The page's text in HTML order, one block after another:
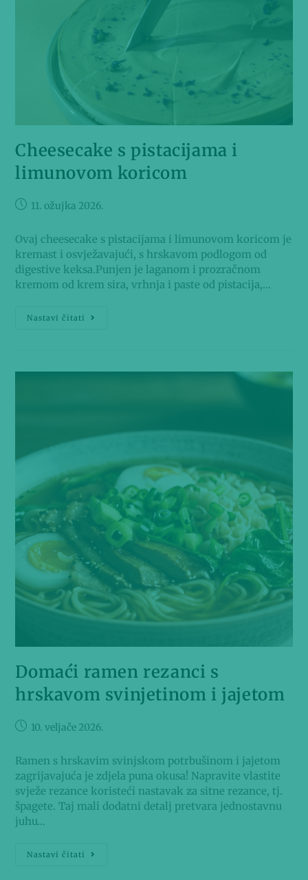
Cheesecake s pistacijama i
limunovom koricom
11. ožujka 2026.
Ovaj cheesecake s pistacijama i limunovom koricom je
kremast i osvježavajući, s hrskavom podlogom od
digestive keksa.Punjen je laganom i prozračnom
kremom od krem sira, vrhnja i paste od pistacija,…
Nastavi čitati
Domaći ramen rezanci s
hrskavom svinjetinom i jajetom
10. veljače 2026.
Ramen s hrskavim svinjskom potrbušinom i jajetom
zagrijavajuća je zdjela puna okusa! Napravite vlastite
svježe rezance koristeći nastavak za sitne rezance, tj.
špagete. Taj mali dodatni detalj pretvara jednostavnu
juhu…
Nastavi čitati